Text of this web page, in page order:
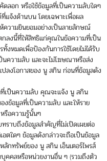
ก หรือใช้ข้อมูลที่เป็นความลับใดๆ
แจ้งด้านบน โดยเฉพาะเพื่อผล
ห้ความยินยอมอย่างเป็นลายลักษณ์
กลงนี้ที่ให้สิทธิแก่คุณในข้อความที่เป็น
งหมดเพื่อป้องกันการใช้โดยไม่ได้รับ
ความลับ และจะไม่โฆษณาหรือส่ง
ลงโอกาสของ นู สกิน ก่อนที่ข้อมูลดัง
นความลับ คุณจะแจ้ง นู สกิน
งข้อมูลที่เป็นความลับ และให้ราย
รือความรู้นั้นๆ
ถึงข้อมูลสำคัญที่ไม่เปิดเผยต่อ
ตใดๆ ข้อมูลดังกล่าวจะถือเป็นข้อมูล
กทรัพย์ของ นู สกิน เอ็นเตอร์ไพรส์
คคลหรือหน่วยงานอื่น ๆ (รวมถึงตัว